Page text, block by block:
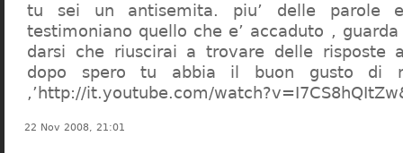
tu sei un antisemita. piu’ delle parole
testimoniano quello che e’ accaduto , guarda
darsi che riuscirai a trovare delle risposte
dopo spero tu abbia il buon gusto di
,’http://it.youtube.com/
22 Nov 2008, 21:01